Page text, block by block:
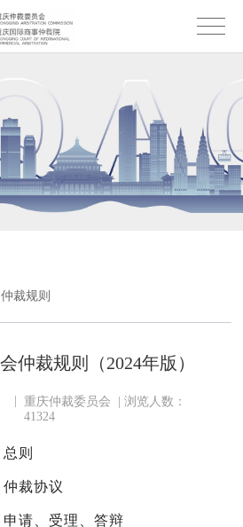
仲裁规则
仲裁规则（2024年版）
重庆仲裁委员会 | 浏览人数：
41324
则
裁协议
请、受理、答辩